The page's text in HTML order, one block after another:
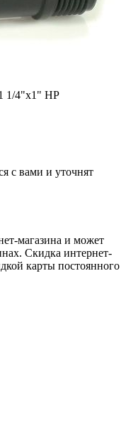
1/4"х1" НР
с вами и уточнят
магазина и может
Скидка интернет-
карты постоянного